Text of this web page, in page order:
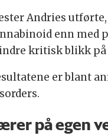
Andries
enn med
kritisk blikk på
er blant
på egen